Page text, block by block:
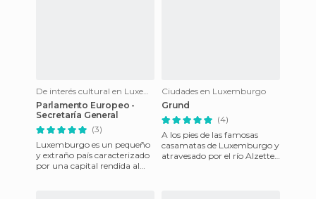
De interés cultural en Luxemburgo
Parlamento Europeo -
Secretaría General
(3)
Luxemburgo es un pequeño
y extraño país caracterizado
por una capital rendida al
Ciudades en Luxemburgo
Grund
(4)
A los pies de las famosas
casamatas de Luxemburgo y
atravesado por el río Alzette,